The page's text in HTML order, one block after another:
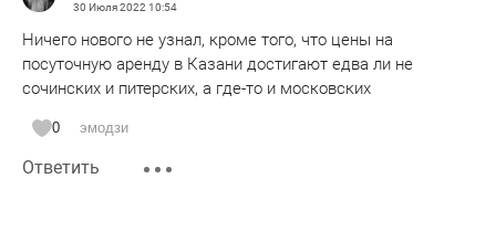
30 Июля 202210:54
Ничего нового не узнал, кроме того, что цены на
посуточную аренду в Казани достигают едва ли не
сочинских и питерских, а где-то и московских
0 эмодзи
Ответить